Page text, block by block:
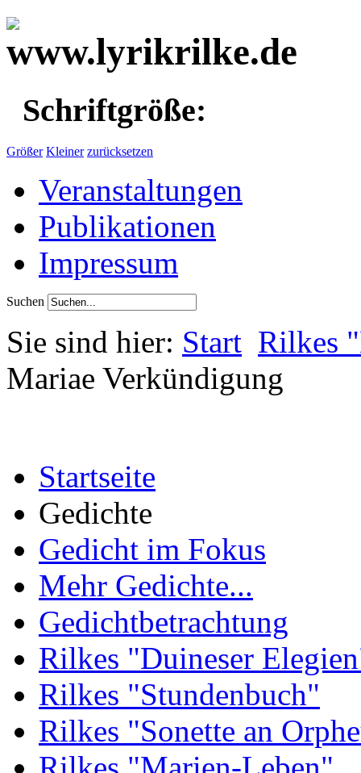
Schriftgröße:
Größer Kleiner zurücksetzen
Veranstaltungen
Publikationen
Impressum
Suchen
Sie sind hier: Start Rilkes
Mariae Verkündigung
Startseite
Gedichte
Gedicht im Fokus
Mehr Gedichte...
Gedichtbetrachtung
Rilkes "Duineser
Rilkes "Stundenbuch"
Rilkes "Sonette an